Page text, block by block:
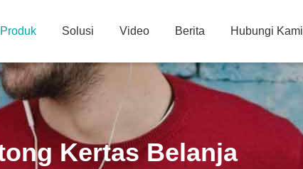
Produk Solusi Video Berita Hubungi Kami
Kertas Belanja